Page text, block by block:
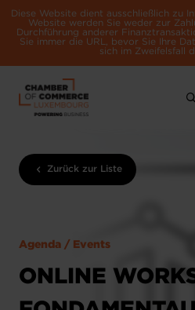
Diese Website dient ausschließlich zu
Website werden Sie weder zur
Durchführung anderer
Sie immer die URL, bevor Sie Ihre
sich im Zweifelsfall
Zurück zur Liste
Agenda / Events
ONLINE